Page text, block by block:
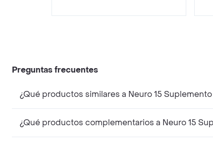
Preguntas frecuentes
¿Qué productos similares a Neuro 15
¿Qué productos complementarios a Neuro 15